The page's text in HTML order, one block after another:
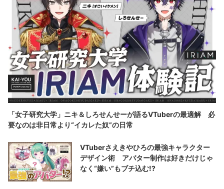
「女子研究大学」ニキ＆しろせんせーが語るVTuberの最適解 必
要なのは非日常より“イカレた奴”の日常
VTuberさえきやひろの最強キャラクター
デザイン術 アバター制作は好きだけじゃ
なく“嫌い”もブチ込む!?